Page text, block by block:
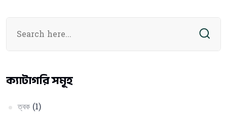
ক্যাটাগরি সমূহ
ত্বক (1)